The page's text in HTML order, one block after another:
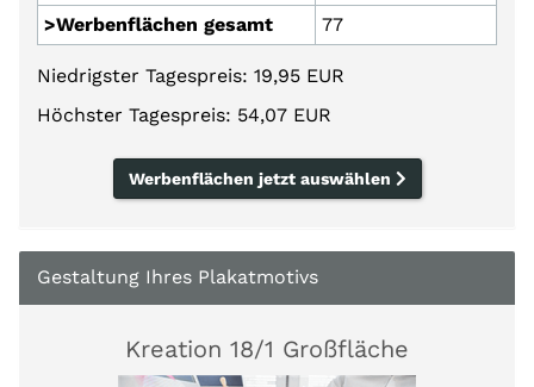
>Werbenflächen gesamt
77
Niedrigster Tagespreis: 19,95 EUR
Höchster Tagespreis: 54,07 EUR
Werbenflächen jetzt auswählen
Gestaltung Ihres Plakatmotivs
Kreation 18/1 Großfläche